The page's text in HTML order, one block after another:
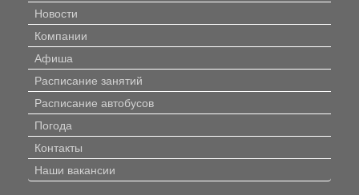
Новости
Компании
Афиша
Расписание занятий
Расписание автобусов
Погода
Контакты
Наши вакансии